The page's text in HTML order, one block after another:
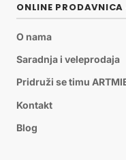
ONLINE PRODAVNICA
O nama
Saradnja i veleprodaja
Pridruži se timu
Kontakt
Blog